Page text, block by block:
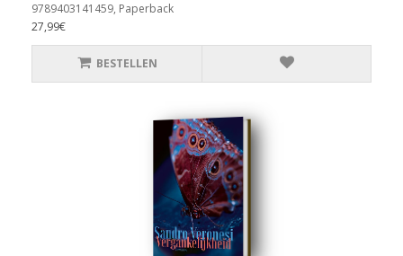
9789403141459, Paperback
27,99€
BESTELLEN